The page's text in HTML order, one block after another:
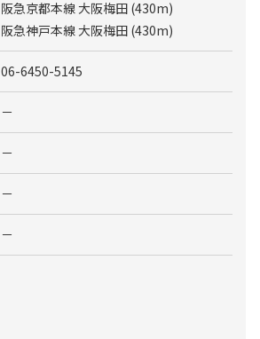
阪急京都本線 大阪梅田 (430m)
阪急神戸本線 大阪梅田 (430m)
06-6450-5145
－
－
－
－